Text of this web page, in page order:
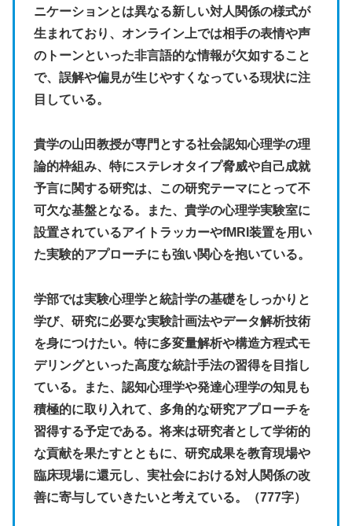
ニケーションとは異なる新しい対人関係の様式が
生まれており、オンライン上では相手の表情や声
のトーンといった非言語的な情報が欠如すること
で、誤解や偏見が生じやすくなっている現状に注
目している。
貴学の山田教授が専門とする社会認知心理学の理
論的枠組み、特にステレオタイプ脅威や自己成就
予言に関する研究は、この研究テーマにとって不
可欠な基盤となる。また、貴学の心理学実験室に
設置されているアイトラッカーやfMRI 装置を用い
た実験的アプローチにも強い関心を抱いている。
学部では実験心理学と統計学の基礎をしっかりと
学び、研究に必要な実験計画法やデータ解析技術
を身につけたい。特に多変量解析や構造方程式モ
デリングといった高度な統計手法の習得を目指し
ている。また、認知心理学や発達心理学の知見も
積極的に取り入れて、多角的な研究アプローチを
習得する予定である。将来は研究者として学術的
な貢献を果たすとともに、研究成果を教育現場や
臨床現場に還元し、実社会における対人関係の改
善に寄与していきたいと考えている。（777字）